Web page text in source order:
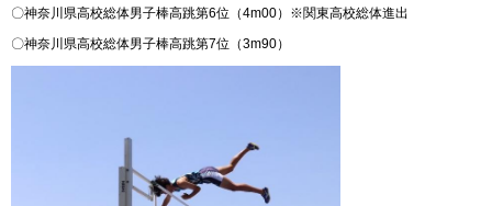
〇神奈川県高校総体男子棒高跳第6位（4m00）※関東高校総体進出
〇神奈川県高校総体男子棒高跳第7位（3m90）